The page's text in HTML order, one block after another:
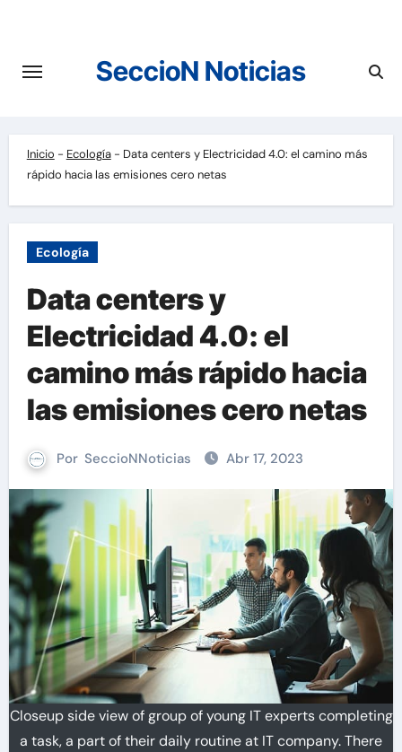
contenido
SeccioN Noticias
Inicio - Ecología- Data centers y Electricidad 4.0: el camino más
rápido hacia las emisiones cero netas
Ecología
Data centers y
Electricidad 4.0: el
camino más rápido hacia
las emisiones cero netas
Por SeccioNNoticias Abr 17, 2023
Closeup side view of group of young IT experts completing
a task, a part of their daily routine at IT company. There